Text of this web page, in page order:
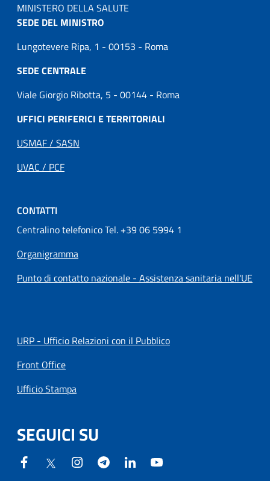
MINISTERO DELLA SALUTE
SEDE DEL MINISTRO
Lungotevere Ripa, 1 - 00153 - Roma
SEDE CENTRALE
Viale Giorgio Ribotta, 5 - 00144 - Roma
UFFICI PERIFERICI E TERRITORIALI
USMAF / SASN
UVAC / PCF
CONTATTI
Centralino telefonico Tel. +39 06 5994 1
Organigramma
Punto di contatto nazionale - Assistenza sanitaria nell'UE
URP - Ufficio Relazioni con il Pubblico
Front Office
Ufficio Stampa
SEGUICI SU